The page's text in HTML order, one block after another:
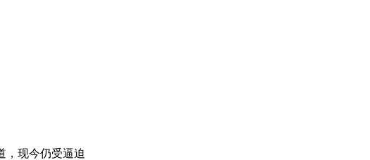
，现今仍受逼迫